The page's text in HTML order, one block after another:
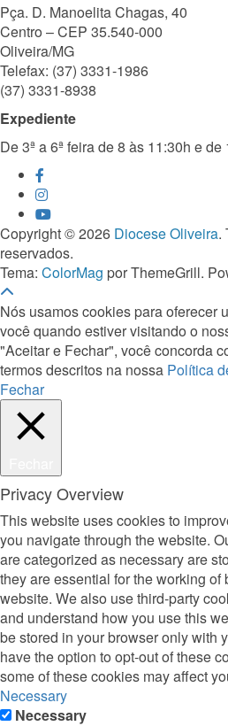
Pça. D. Manoelita Chagas, 40
Centro – CEP 35.540-000
Oliveira/MG
Telefax: (37) 3331-1986
(37) 3331-8938
Expediente
De 3ª a 6ª feira de 8 às 11:30h e
Copyright © 2026 Diocese Oliveira.
reservados.
Tema: ColorMag por ThemeGrill.
Nós usamos cookies para oferecer
você quando estiver visitando o
"Aceitar e Fechar", você concorda
termos descritos na nossa Política
Fechar
Privacy Overview
This website uses cookies to
you navigate through the website.
are categorized as necessary are
they are essential for the working
website. We also use third-party
and understand how you use this
be stored in your browser only with
have the option to opt-out of these
some of these cookies may affect
Necessary
Necessary